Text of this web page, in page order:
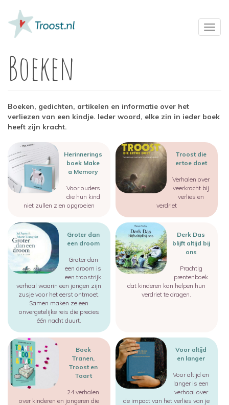
naar
gaanBoeken
Boeken, gedichten, artikelen en informatie over het
verliezen van een kindje. Ieder woord, elke zin in ieder boek
heeft zijn kracht.
Image
Herinnerings
boek Make
a Memory
Voor ouders
die hun kind
niet zullen zien opgroeien
Image
Troost die
ertoe doet
Verhalen over
veerkracht bij
verlies en
verdriet
Image
Groter dan
een droom
Groter dan
een droom is
een troostrijk
verhaal waarin een jongen zijn
zusje voor het eerst ontmoet.
Samen maken ze een
onvergetelijke reis die precies
één nacht duurt.
Image
Derk Das
blijft altijd bij
ons
Prachtig
prentenboek
dat kinderen kan helpen hun
verdriet te dragen.
Image
Boek
Tranen,
Troost en
Taart
24 verhalen
over kinderen en jongeren die
Image
Voor altijd
en langer
Voor altijd en
langer is een
verhaal over
de impact van het verlies van je